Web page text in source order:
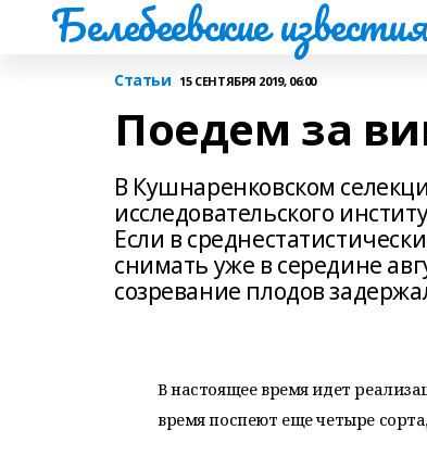
Белебеевские известия
Статьи 15 СЕНТЯБРЯ 2019, 06:00
Поедем за
В Кушнаренковском
исследовательского
Если в
снимать уже в середине
созревание плодов
В настоящее время идет
время поспеют еще четыре